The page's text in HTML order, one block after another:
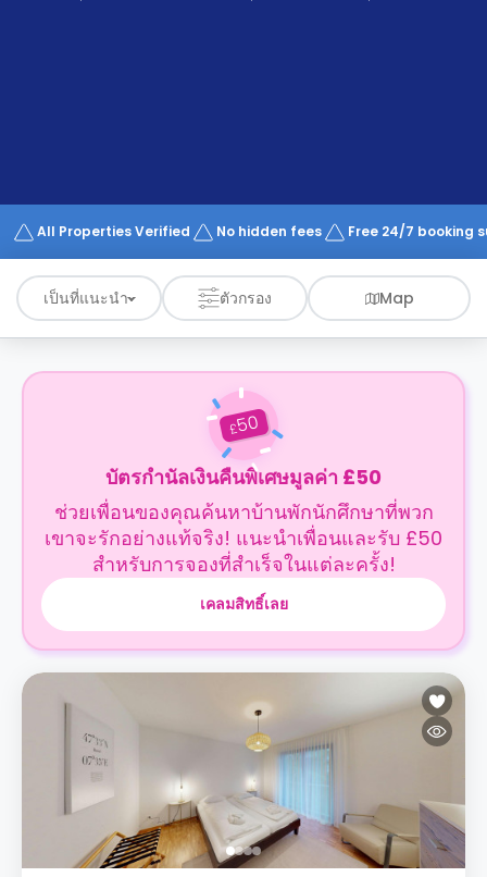
Works
All Properties Verified No hidden fees Free 24/7 booking
เป็นที่แนะนำ ตัวกรอง Map
£50
บัตรกำนัลเงินคืนพิเศษมูลค่า £50
ช่วยเพื่อนของคุณค้นหาบ้านพักนักศึกษาที่พวก
เขาจะรักอย่างแท้จริง! แนะนำเพื่อนและรับ £50
สำหรับการจองที่สำเร็จในแต่ละครั้ง!
เคลมสิทธิ์เลย